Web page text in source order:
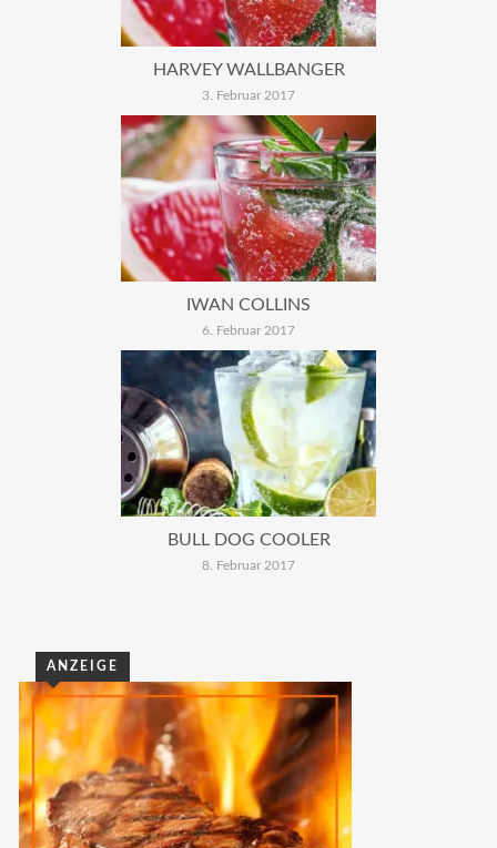
HARVEY WALLBANGER
3. Februar 2017
IWAN COLLINS
6. Februar 2017
BULL DOG COOLER
8. Februar 2017
ANZEIGE